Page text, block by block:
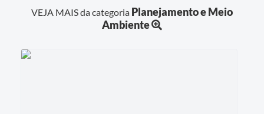
VEJA MAIS da categoria Planejamento e Meio
Ambiente